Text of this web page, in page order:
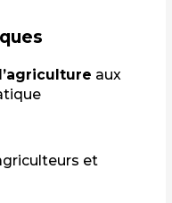
aux
et